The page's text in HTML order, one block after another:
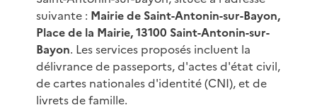
suivante : Mairie de Saint-Antonin-sur-Bayon,
Place de la Mairie, 13100 Saint-Antonin-sur-
Bayon. Les services proposés incluent la
délivrance de passeports, d'actes d'état civil,
de cartes nationales d'identité (CNI), et de
livrets de famille.